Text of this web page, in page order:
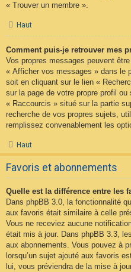
« Trouver un membre ».
Haut
Comment puis-je retrouver mes
Vos propres messages peuvent
« Afficher vos messages » dans le
soit en cliquant sur le lien «
sur la page de votre propre profil
« Raccourcis » situé sur la partie
recherche de vos propres sujets,
remplissez convenablement les
Haut
Favoris et abonnements
Quelle est la différence entre les
Dans phpBB 3.0, la fonctionnalité
aux favoris était similaire à celle
Vous ne receviez aucune
était mis à jour. Dans phpBB 3.3,
aux abonnements. Vous pouvez à
lorsqu’un sujet ajouté aux favoris
lui, vous préviendra de la mise à